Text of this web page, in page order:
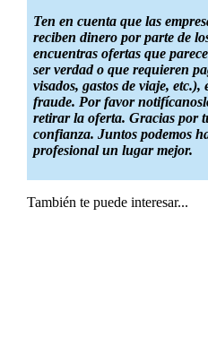
Ten en cuenta que las
reciben dinero por parte de
encuentras ofertas que
ser verdad o que requieren
visados, gastos de viaje, etc.),
fraude. Por favor
retirar la oferta. Gracias por
confianza. Juntos podemos
profesional un lugar mejor.
También te puede interesar...